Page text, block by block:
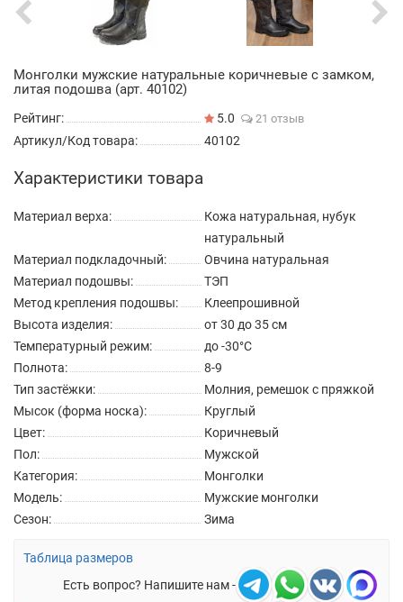
Монголки мужские натуральные коричневые с замком,
литая подошва (арт. 40102)
Рейтинг: 5.0 21 отзыв
Артикул/Код товара: 40102
Характеристики товара
Материал верха:
Кожа натуральная, нубук
натуральный
Материал подкладочный:
Овчина натуральная
Материал подошвы:
ТЭП
Метод крепления подошвы:
Клеепрошивной
Высота изделия:
от 30 до 35 см
Температурный режим:
до -30°C
Полнота:
8-9
Тип застёжки:
Молния, ремешок с пряжкой
Мысок (форма носка):
Круглый
Цвет:
Коричневый
Пол:
Мужской
Категория:
Монголки
Модель:
Мужские монголки
Сезон:
Зима
Таблица размеров
Есть вопрос? Напишите нам -